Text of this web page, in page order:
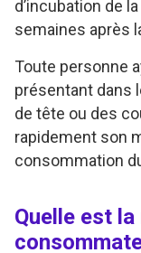
d’incubation de
semaines après
Toute personne
présentant dans
de tête ou des
rapidement son
consommation
Quelle est